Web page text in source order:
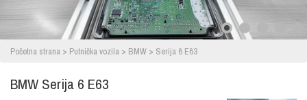
Početna strana > Putnička vozila > BMW > Serija 6 E63
BMW Serija 6 E63